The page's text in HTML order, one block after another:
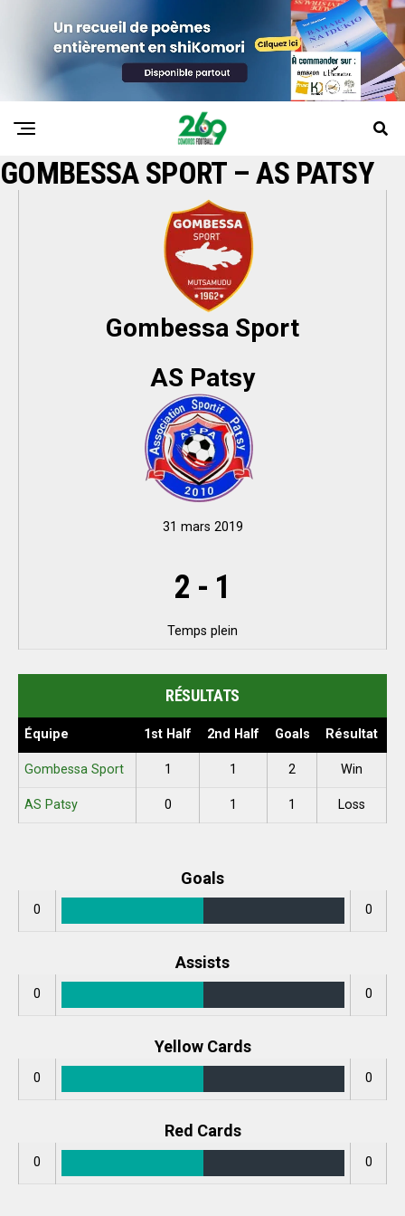
GOMBESSA SPORT – AS PATSY
Gombessa Sport
AS Patsy
31 mars 2019
2 - 1
Temps plein
RÉSULTATS
Équipe 1st Half 2nd Half Goals Résultat
Gombessa Sport 1 1 2 Win
AS Patsy 0 1 1 Loss
Goals
0 0
Assists
0 0
Yellow Cards
0 0
Red Cards
0 0